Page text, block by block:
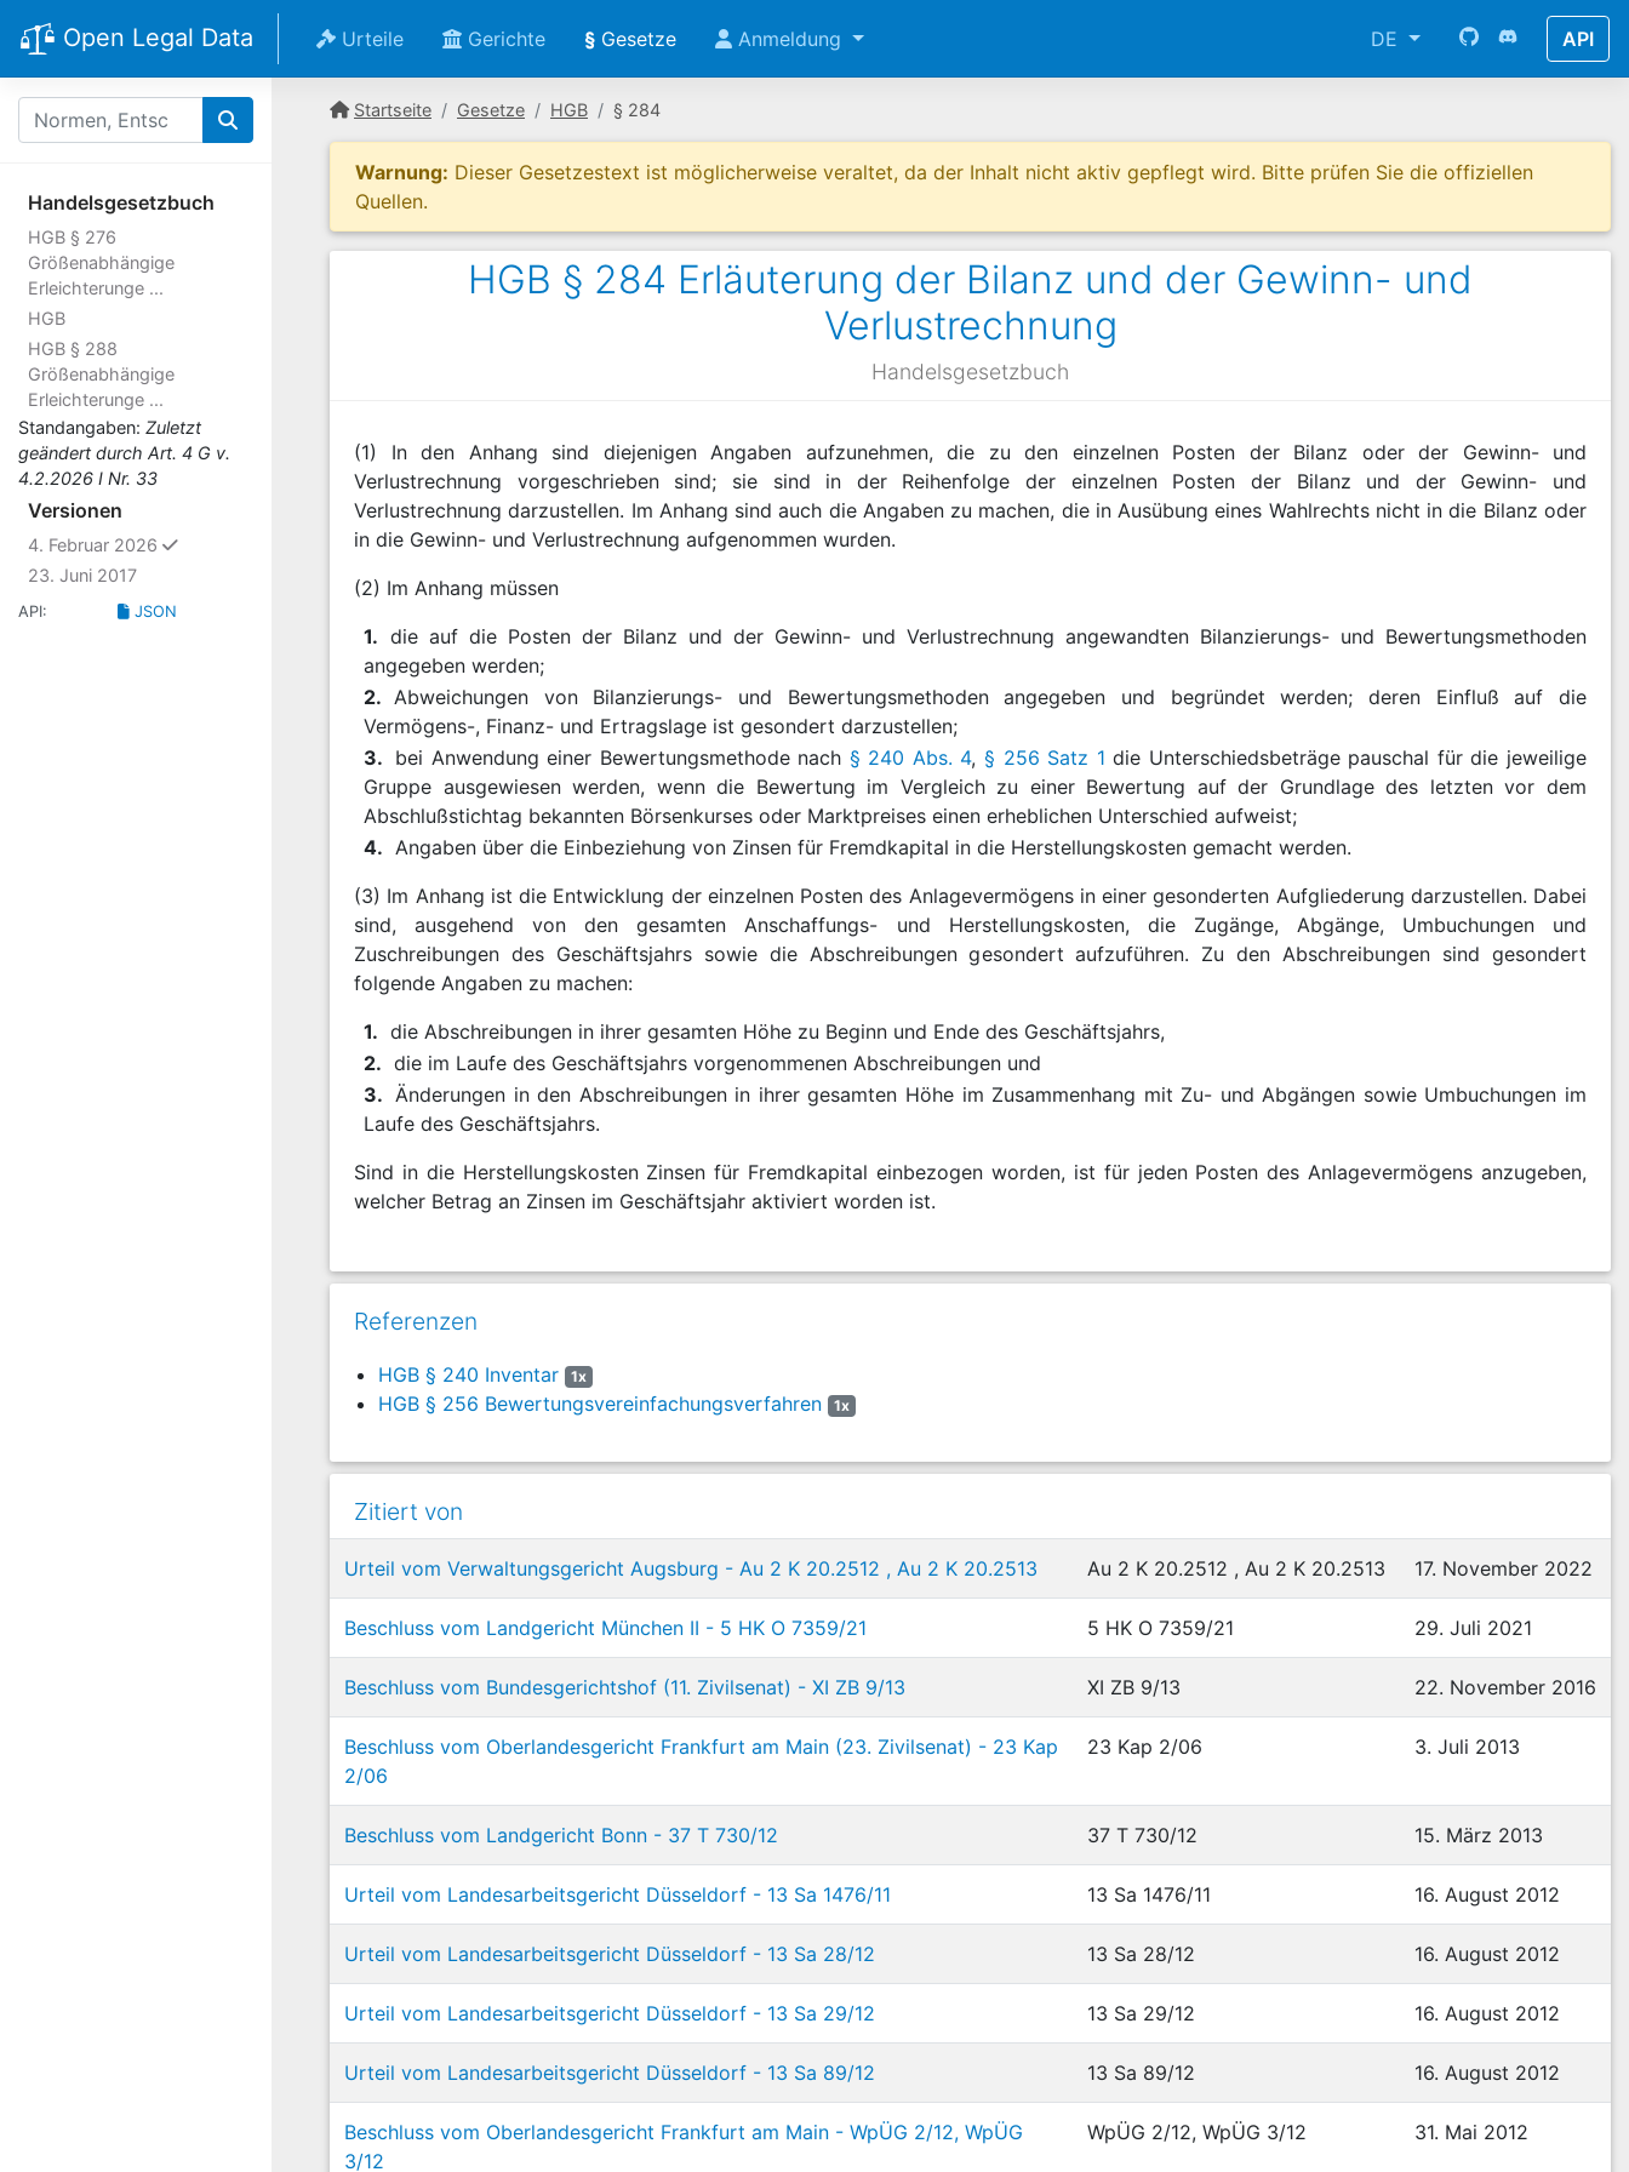
Open Legal Data Urteile Gerichte § Gesetze Anmeldung DE API
Handelsgesetzbuch
HGB § 276
Größenabhängige
Erleichterunge ...
HGB
HGB § 288
Größenabhängige
Erleichterunge ...
Standangaben: Zuletzt
geändert durch Art. 4 G v.
4.2.2026 I Nr. 33
Versionen
4. Februar 2026
ausgewählt
23. Juni 2017
API: JSON
Startseite Gesetze HGB § 284
Warnung: Dieser Gesetzestext ist möglicherweise veraltet, da der Inhalt nicht aktiv gepflegt wird. Bitte prüfen Sie die offiziellen
Quellen.
HGB § 284 Erläuterung der Bilanz und der Gewinn- und
Verlustrechnung
Handelsgesetzbuch
(1) In den Anhang sind diejenigen Angaben aufzunehmen, die zu den einzelnen Posten der Bilanz oder der Gewinn- und
Verlustrechnung vorgeschrieben sind; sie sind in der Reihenfolge der einzelnen Posten der Bilanz und der Gewinn- und
Verlustrechnung darzustellen. Im Anhang sind auch die Angaben zu machen, die in Ausübung eines Wahlrechts nicht in die Bilanz oder
in die Gewinn- und Verlustrechnung aufgenommen wurden.
(2) Im Anhang müssen
1. die auf die Posten der Bilanz und der Gewinn- und Verlustrechnung angewandten Bilanzierungs- und Bewertungsmethoden
angegeben werden;
2. Abweichungen von Bilanzierungs- und Bewertungsmethoden angegeben und begründet werden; deren Einfluß auf die
Vermögens-, Finanz- und Ertragslage ist gesondert darzustellen;
3. bei Anwendung einer Bewertungsmethode nach § 240 Abs. 4,§ 256 Satz 1 die Unterschiedsbeträge pauschal für die jeweilige
Gruppe ausgewiesen werden, wenn die Bewertung im Vergleich zu einer Bewertung auf der Grundlage des letzten vor dem
Abschlußstichtag bekannten Börsenkurses oder Marktpreises einen erheblichen Unterschied aufweist;
4. Angaben über die Einbeziehung von Zinsen für Fremdkapital in die Herstellungskosten gemacht werden.
(3) Im Anhang ist die Entwicklung der einzelnen Posten des Anlagevermögens in einer gesonderten Aufgliederung darzustellen. Dabei
sind, ausgehend von den gesamten Anschaffungs- und Herstellungskosten, die Zugänge, Abgänge, Umbuchungen und
Zuschreibungen des Geschäftsjahrs sowie die Abschreibungen gesondert aufzuführen. Zu den Abschreibungen sind gesondert
folgende Angaben zu machen:
1. die Abschreibungen in ihrer gesamten Höhe zu Beginn und Ende des Geschäftsjahrs,
2. die im Laufe des Geschäftsjahrs vorgenommenen Abschreibungen und
3. Änderungen in den Abschreibungen in ihrer gesamten Höhe im Zusammenhang mit Zu- und Abgängen sowie Umbuchungen im
Laufe des Geschäftsjahrs.
Sind in die Herstellungskosten Zinsen für Fremdkapital einbezogen worden, ist für jeden Posten des Anlagevermögens anzugeben,
welcher Betrag an Zinsen im Geschäftsjahr aktiviert worden ist.
Referenzen
HGB § 240 Inventar 1x
HGB § 256 Bewertungsvereinfachungsverfahren 1x
Zitiert von
Urteil vom Verwaltungsgericht Augsburg - Au 2 K 20.2512 , Au 2 K 20.2513 Au 2 K 20.2512 , Au 2 K 20.2513 17. November 2022
Beschluss vom Landgericht München II - 5 HK O 7359/21 5 HK O 7359/21 29. Juli 2021
Beschluss vom Bundesgerichtshof (11. Zivilsenat) - XI ZB 9/13 XI ZB 9/13 22. November 2016
Beschluss vom Oberlandesgericht Frankfurt am Main (23. Zivilsenat) - 23 Kap
2/06
23 Kap 2/06 3. Juli 2013
Beschluss vom Landgericht Bonn - 37 T 730/12 37 T 730/12 15. März 2013
Urteil vom Landesarbeitsgericht Düsseldorf - 13 Sa 1476/11 13 Sa 1476/11 16. August 2012
Urteil vom Landesarbeitsgericht Düsseldorf - 13 Sa 28/12 13 Sa 28/12 16. August 2012
Urteil vom Landesarbeitsgericht Düsseldorf - 13 Sa 29/12 13 Sa 29/12 16. August 2012
Urteil vom Landesarbeitsgericht Düsseldorf - 13 Sa 89/12 13 Sa 89/12 16. August 2012
Beschluss vom Oberlandesgericht Frankfurt am Main - WpÜG 2/12, WpÜG
3/12
WpÜG 2/12, WpÜG 3/12 31. Mai 2012